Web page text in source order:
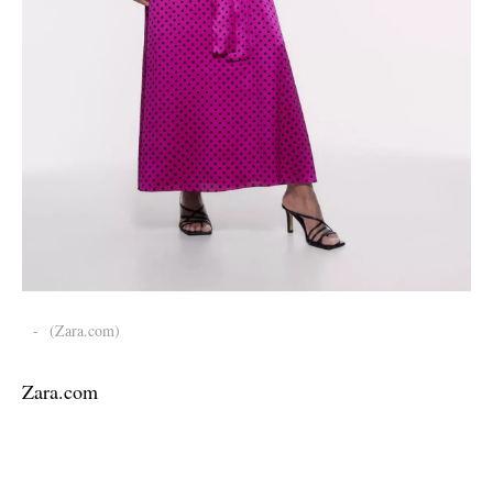
- (Zara.com)
Zara.com